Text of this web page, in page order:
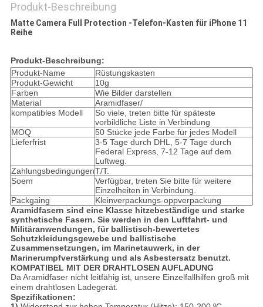
Produkt-Beschreibung
Matte Camera Full Protection -Telefon-Kasten für iPhone 11
Reihe
Produkt-Beschreibung:
Produkt-Name
Rüstungskasten
Produkt-Gewicht
10g
Farben
Wie Bilder darstellen
Material
Aramidfaser/
kompatibles Modell
So viele, treten bitte für späteste
vorbildliche Liste in Verbindung
MOQ
50 Stücke jede Farbe für jedes Modell
Lieferfrist
3-5 Tage durch DHL, 5-7 Tage durch
Federal Express, 7-12 Tage auf dem
Luftweg.
ZahlungsbedingungenT/T.
Soem
Verfügbar, treten Sie bitte für weitere
Einzelheiten in Verbindung.
Packgaing
Kleinverpackungs-oppverpackung
Aramidfasern sind eine Klasse hitzebeständige und starke
synthetische Fasern. Sie werden in den Luftfahrt- und
Militäranwendungen, für ballistisch-bewertetes
Schutzkleidungsgewebe und ballistische
Zusammensetzungen, im Marinetauwerk, in der
Marinerumpfverstärkung und als Asbestersatz benutzt.
KOMPATIBEL MIT DER DRAHTLOSEN AUFLADUNG
Da Aramidfaser nicht leitfähig ist, unsere Einzelfallhilfen groß mit
einem drahtlosen Ladegerät.
Spezifikationen: